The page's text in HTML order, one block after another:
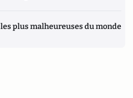
plus malheureuses du monde